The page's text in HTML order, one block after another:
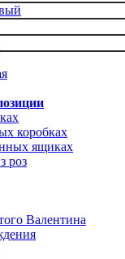
коробках
ящиках
роз
Валентина